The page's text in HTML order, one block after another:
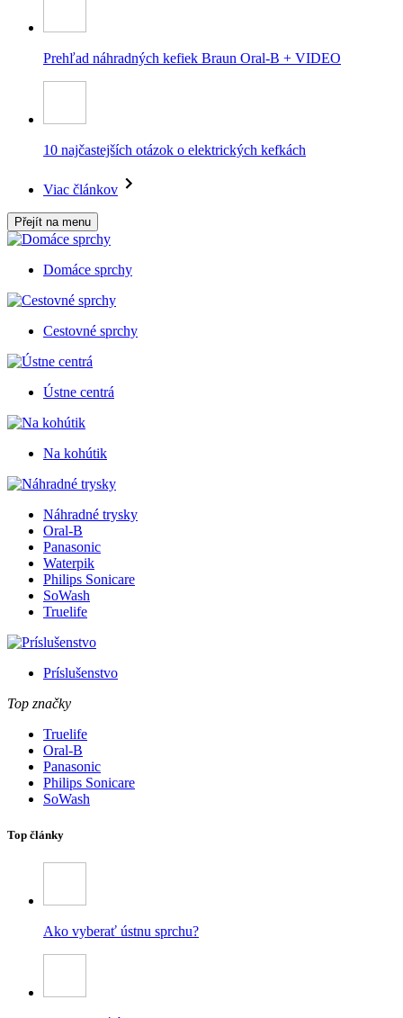
Prehľad náhradných kefiek Braun Oral-B + VIDEO
10 najčastejších otázok o elektrických kefkách
Viac článkov
Přejít na menu
Domáce sprchy
Cestovné sprchy
Ústne centrá
Na kohútik
Náhradné trysky
Oral-B
Panasonic
Waterpik
Philips Sonicare
SoWash
Truelife
Príslušenstvo
Top značky
Truelife
Oral-B
Panasonic
Philips Sonicare
SoWash
Top články
Ako vyberať ústnu sprchu?